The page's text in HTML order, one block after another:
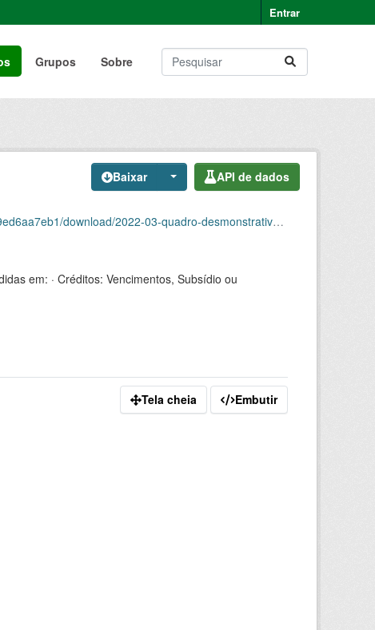
Entrar
Grupos Sobre
Baixar API de dados
2022-03-quadro-desmonstrativo-de-pessoal.csv
em: · Créditos: Vencimentos, Subsídio ou
Tela cheia Embutir